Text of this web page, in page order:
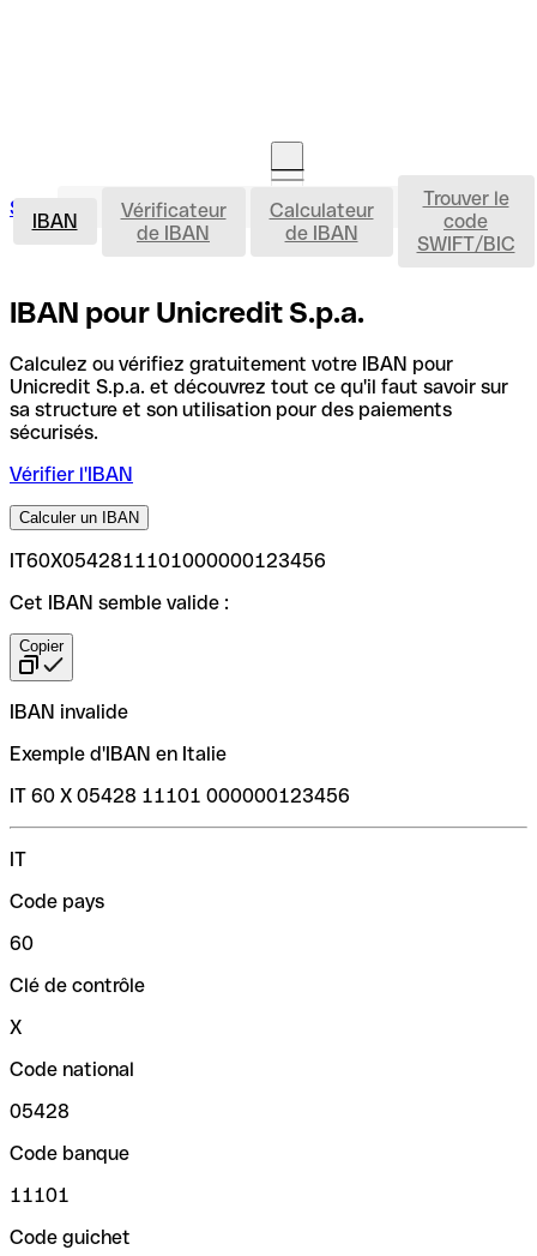
Se connecterOuvrir un compte IBAN
IBAN
Vérificateur
de IBAN
Calculateur
de IBAN
Trouver le
code
SWIFT/BIC
IBAN pour Unicredit S.p.a.
Calculez ou vérifiez gratuitement votre IBAN pour
Unicredit S.p.a. et découvrez tout ce qu'il faut savoir sur
sa structure et son utilisation pour des paiements
sécurisés.
Vérifier l'IBAN
Calculer un IBAN
IT60X0542811101000000123456
Cet IBAN semble valide :
Copier
IBAN invalide
Exemple d'IBAN en Italie
IT 60 X 05428 11101 000000123456
IT
Code pays
60
Clé de contrôle
X
Code national
05428
Code banque
11101
Code guichet